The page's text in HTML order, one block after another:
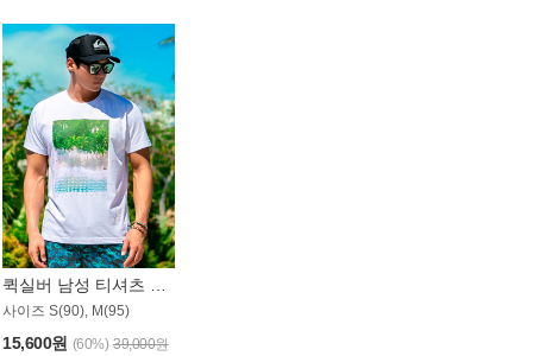
퀵실버 남성 티셔츠 MST357WQS
사이즈 S(90), M(95)
15,600원 (60%) 39,000원